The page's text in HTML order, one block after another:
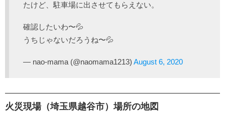
たけど、駐車場に出させてもらえない。
確認したいわ〜💦
うちじゃないだろうね〜💦
— nao-mama (@naomama1213) August 6, 2020
火災現場（埼玉県越谷市）場所の地図